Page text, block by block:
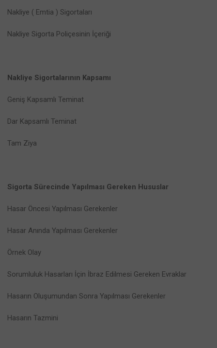
Nakliye ( Emtia ) Sigortaları
Nakliye Sigorta Poliçesinin İçeriği
Nakliye Sigortalarının Kapsamı
Geniş Kapsamlı Teminat
Dar Kapsamlı Teminat
Tam Ziya
Sigorta Sürecinde Yapılması Gereken Hususlar
Hasar Öncesi Yapılması Gerekenler
Hasar Anında Yapılması Gerekenler
Örnek Olay
Sorumluluk Hasarları İçin İbraz Edilmesi Gereken Evraklar
Hasarın Oluşumundan Sonra Yapılması Gerekenler
Hasarın Tazmini